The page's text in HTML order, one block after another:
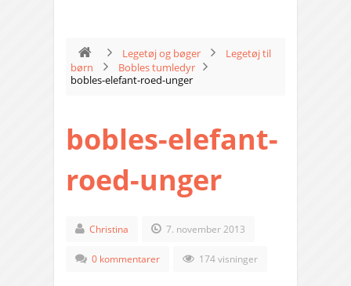
Legetøj og bøger
Legetøj til
børn
Bobles tumledyr
bobles-elefant-roed-unger
bobles-elefant-
roed-unger
Christina 7. november 2013
0 kommentarer 174 visninger